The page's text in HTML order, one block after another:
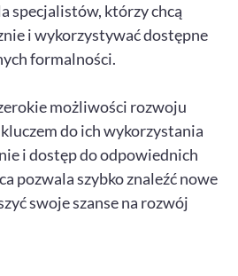
specjalistów, którzy chcą
i wykorzystywać dostępne
formalności.
możliwości rozwoju
do ich wykorzystania
i dostęp do odpowiednich
pozwala szybko znaleźć nowe
swoje szanse na rozwój